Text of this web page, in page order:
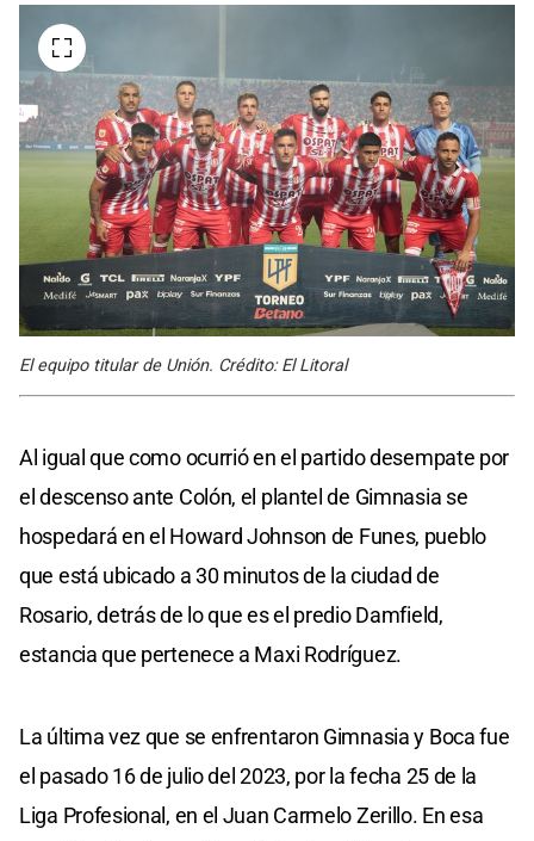
El equipo titular de Unión. Crédito: El Litoral
Al igual que como ocurrió en el partido desempate por
el descenso ante Colón, el plantel de Gimnasia se
hospedará en el Howard Johnson de Funes, pueblo
que está ubicado a 30 minutos de la ciudad de
Rosario, detrás de lo que es el predio Damfield,
estancia que pertenece a Maxi Rodríguez.
La última vez que se enfrentaron Gimnasia y Boca fue
el pasado 16 de julio del 2023, por la fecha 25 de la
Liga Profesional, en el Juan Carmelo Zerillo. En esa